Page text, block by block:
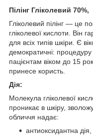
Пілінг Гліколевий 70%,
Гліколевий пілінг — це
гліколевої кислоти. Він
для всіх типів шкіри. Є
демократичні:
пацієнтам віком до 15
принесе користь.
Дія:
Молекула гліколевої
проникає в шкіру,
обличчя надає:
антиоксидантна дія,